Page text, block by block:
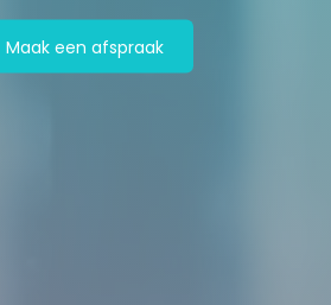
Maak een afspraak